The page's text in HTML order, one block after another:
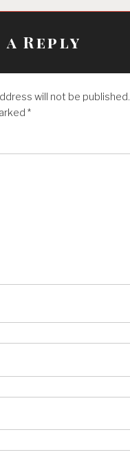
a Reply
will not be published.
*